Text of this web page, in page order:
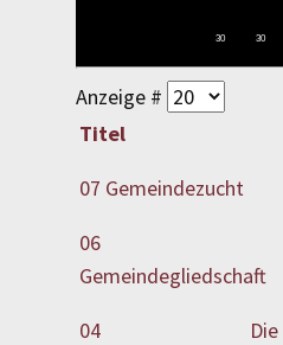
30 30
Anzeige #
Titel
07 Gemeindezucht
06
Gemeindegliedschaft
04 Die